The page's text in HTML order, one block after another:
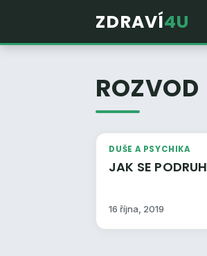
ZDRAVÍ4U
ROZVOD
DUŠE A PSYCHIKA
16 října, 2019